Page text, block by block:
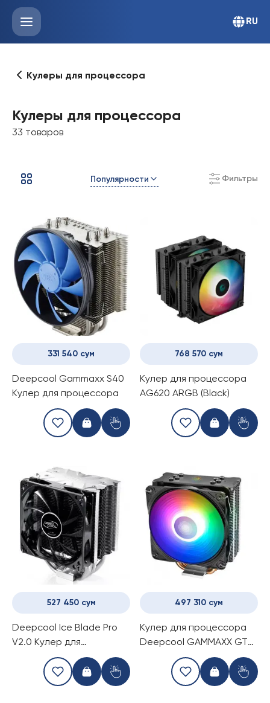
RU
Кулеры для процессора
Кулеры для процессора
33 товаров
Популярности Фильтры
331 540 сум
Deepcool Gammaxx S40
Кулер для процессора
768 570 сум
Kулер для процессора
AG620 ARGB (Black)
527 450 сум
Deepcool Ice Blade Pro
V2.0 Кулер для
процессора
497 310 сум
Кулер для процессора
Deepcool GAMMAXX GT